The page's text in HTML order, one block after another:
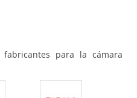
para la cámara